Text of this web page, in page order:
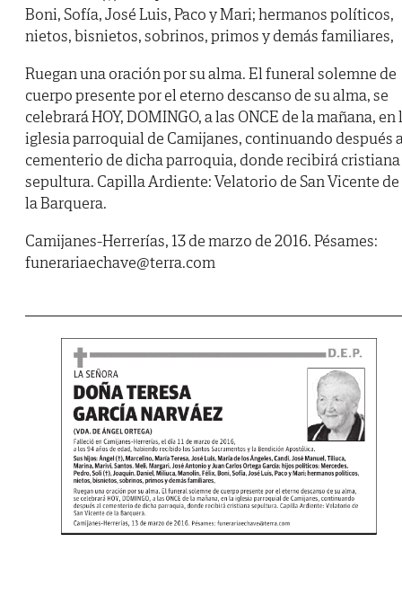
Boni, Sofía, José Luis, Paco y Mari; hermanos políticos,
nietos, bisnietos, sobrinos, primos y demás familiares,
Ruegan una oración por su alma. El funeral solemne de
cuerpo presente por el eterno descanso de su alma, se
celebrará HOY, DOMINGO, a las ONCE de la mañana, en
iglesia parroquial de Camijanes, continuando después
cementerio de dicha parroquia, donde recibirá cristiana
sepultura. Capilla Ardiente: Velatorio de San Vicente de
la Barquera.
Camijanes-Herrerías, 13 de marzo de 2016. Pésames:
funerariaechave@terra.com